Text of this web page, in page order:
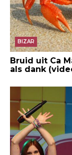
BIZAR
Bruid uit Ca
als dank